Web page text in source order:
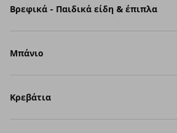
Βρεφικά - Παιδικά είδη & έπιπλα
Μπάνιο
Κρεβάτια